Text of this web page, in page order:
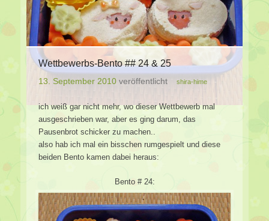
Wettbewerbs-Bento ## 24 & 25
13. September 2010 veröffentlicht shira-hime
ich weiß gar nicht mehr, wo dieser Wettbewerb mal
ausgeschrieben war, aber es ging darum, das
Pausenbrot schicker zu machen..
also hab ich mal ein bisschen rumgespielt und diese
beiden Bento kamen dabei heraus:
Bento # 24: